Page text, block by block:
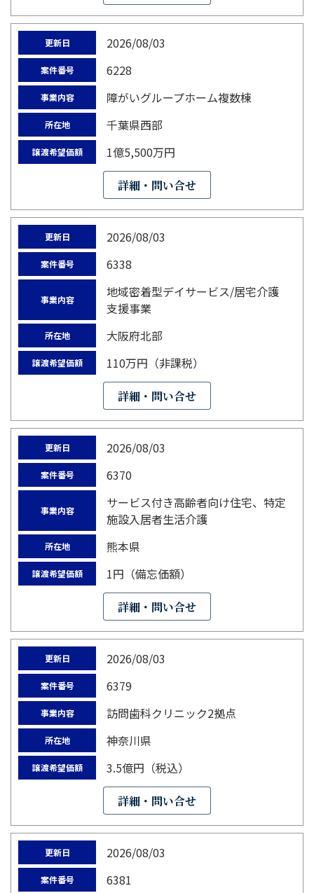
更新日 2026/08/03
案件番号 6228
事業内容 障がいグループホーム複数棟
所在地 千葉県西部
譲渡希望価額 1億5,500万円
詳細・問い合せ
更新日 2026/08/03
案件番号 6338
事業内容
地域密着型デイサービス/居宅介護
支援事業
所在地 大阪府北部
譲渡希望価額 110万円（非課税）
詳細・問い合せ
更新日 2026/08/03
案件番号 6370
事業内容
サービス付き高齢者向け住宅、特定
施設入居者生活介護
所在地 熊本県
譲渡希望価額 1円（備忘価額）
詳細・問い合せ
更新日 2026/08/03
案件番号 6379
事業内容 訪問歯科クリニック2拠点
所在地 神奈川県
譲渡希望価額 3.5億円（税込）
詳細・問い合せ
更新日 2026/08/03
案件番号 6381